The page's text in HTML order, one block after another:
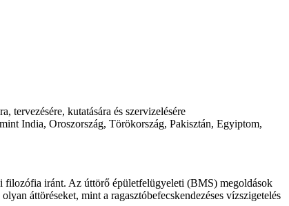
tervezésére, kutatására és szervizelésére
India, Oroszország, Törökország, Pakisztán, Egyiptom,
filozófia iránt. Az úttörő épületfelügyeleti (BMS) megoldások
áttöréseket, mint a ragasztóbefecskendezéses vízszigetelés